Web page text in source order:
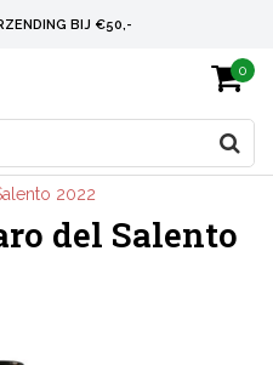
BIJ €50,-
BIJ € 75
AB € 75
0
2022
del Salento